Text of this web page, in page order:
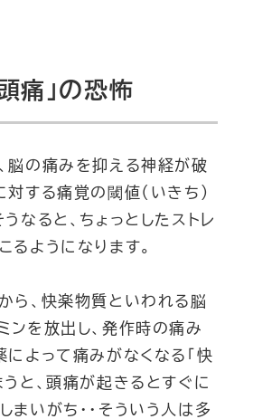
痛」の恐怖
脳の痛みを抑える神経が破
対する痛覚の閾値（いきち）
なると、ちょっとしたストレ
るようになります。
ら、快楽物質といわれる脳
ンを放出し、発作時の痛み
によって痛みがなくなる「快
うと、頭痛が起きるとすぐに
まいがち・・そういう人は多